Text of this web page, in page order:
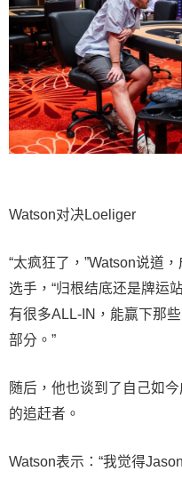
Watson对决Loeliger
“太疯狂了，”Watson说道
选手，“归根结底还是牌运
有很多ALL-IN，能赢下那
部分。”
随后，他也谈到了自己如
的追赶者。
Watson表示：“我觉得